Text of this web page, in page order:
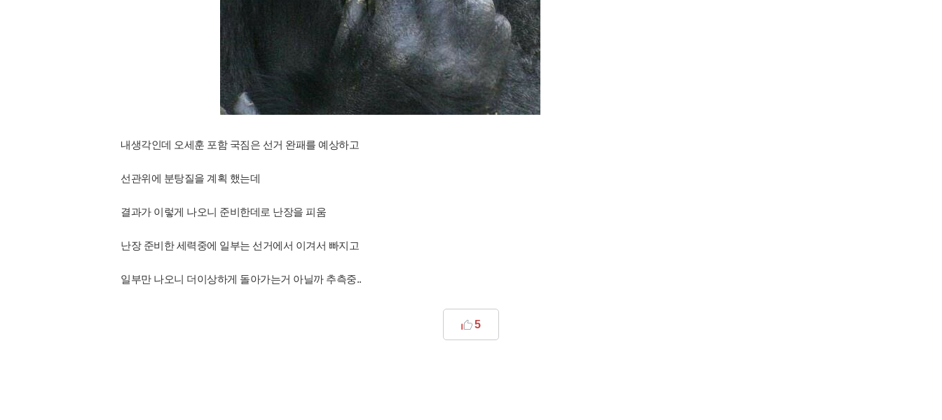
내생각인데 오세훈 포함 국짐은 선거 완패를 예상하고
선관위에 분탕질을 계획 했는데
결과가 이렇게 나오니 준비한데로 난장을 피움
난장 준비한 세력중에 일부는 선거에서 이겨서 빠지고
일부만 나오니 더이상하게 돌아가는거 아닐까 추측중..
5